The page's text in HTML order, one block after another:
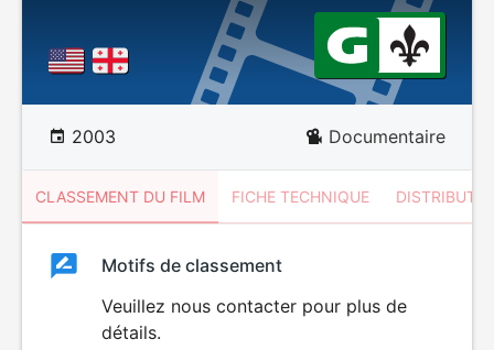
2003 Documentaire
CLASSEMENT DU FILM FICHE TECHNIQUE
ClassementClassement
Motifs de classement
Veuillez nous contacter pour plus de
détails.